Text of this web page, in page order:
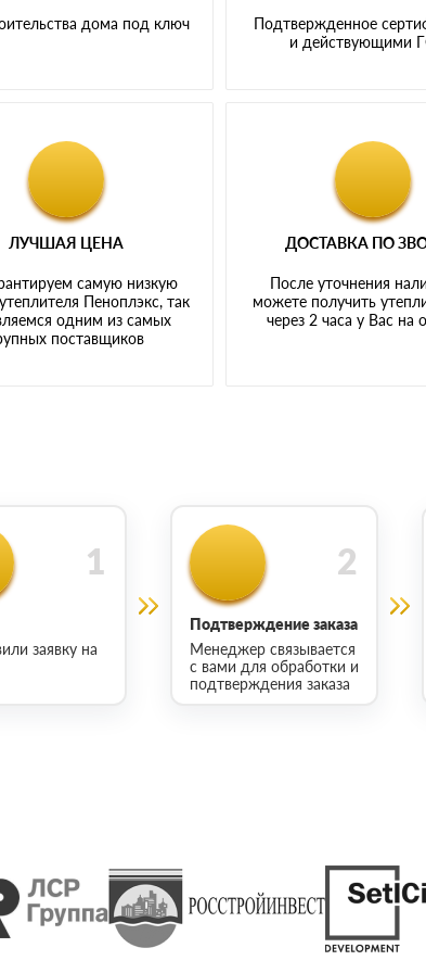
дома под ключ
Подтвержденное
и действующими
ЛУЧШАЯ ЦЕНА
самую низкую
Пеноплэкс, так
одним из самых
поставщиков
ДОСТАВКА ПО
После уточнения
можете получить
через 2 часа у Вас на
заявку на
Подтверждение заказа
Менеджер связывается
с вами для обработки и
подтверждения заказа